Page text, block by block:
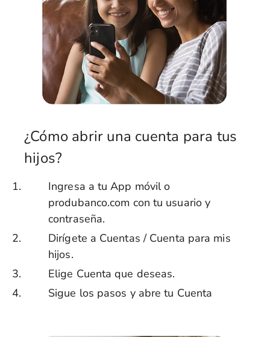
¿Cómo abrir una cuenta para tus
hijos?
Ingresa a tu App móvil o
produbanco.com con tu usuario y
contraseña.
Dirígete a Cuentas / Cuenta para mis
hijos.
Elige Cuenta que deseas.
Sigue los pasos y abre tu Cuenta